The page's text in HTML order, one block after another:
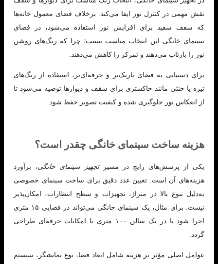
نقش مهمی در کنترل نور ایفا می‌کند. برخلاف فضای معمول خانه‌ها
که سقف سفید برای افزایش نور استفاده می‌شود، در فضای
سینمای خانگی این انتخاب مناسب نیست؛ چرا که رنگ‌های روشن
نور را بازتاب می‌دهند و تمرکز را کاهش می‌دهند.
برای دستیابی به فضای تاریک‌تر و حرفه‌ای‌تر، استفاده از رنگ‌های
تیره یا خنثی مانند خاکستری برای سقف و دیوارها توصیه می‌شود تا
از انعکاس نور جلوگیری شده و کیفیت تصویر حفظ شود.
هزینه ساخت سینمای خانگی چقدر است؟
یکی از پرسش‌های رایج در مسیرتجهیز سینمای خانگی، برآورد
هزینه‌های آن است. تعیین عدد دقیق برای ساخت سینمای خصوصی
به‌دلیل تنوع بالا در متراژ، تجهیزات و سطح انتظارات، امکان‌پذیر
نیست. برای مثال، یک سینمای خانگی می‌تواند در فضایی ۱۵ متری
اجرا شود یا در یک سالن ۱۰۰ متری با امکانات حرفه‌ای طراحی
گردد.
عوامل اصلی مؤثر بر هزینه شامل ابعاد فضا، نوع نمایشگر، سیستم